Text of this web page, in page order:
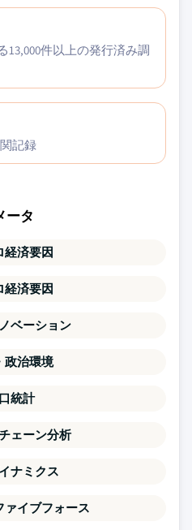
13,000件以上の発行済み調
記録
ータ
経済要因
経済要因
ベーション
政治環境
統計
ェーン分析
ナミクス
ァイブフォース